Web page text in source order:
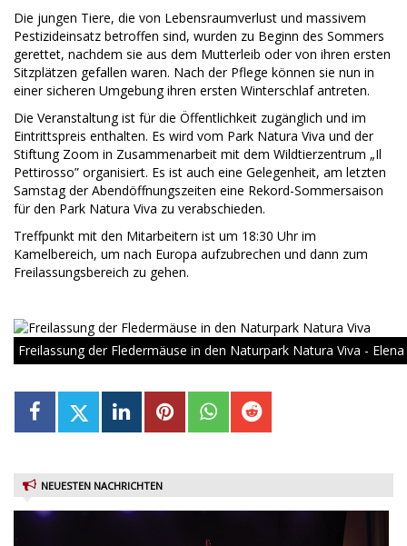
Die jungen Tiere, die von Lebensraumverlust und massivem
Pestizideinsatz betroffen sind, wurden zu Beginn des Sommers
gerettet, nachdem sie aus dem Mutterleib oder von ihren ersten
Sitzplätzen gefallen waren. Nach der Pflege können sie nun in
einer sicheren Umgebung ihren ersten Winterschlaf antreten.
Die Veranstaltung ist für die Öffentlichkeit zugänglich und im
Eintrittspreis enthalten. Es wird vom Park Natura Viva und der
Stiftung Zoom in Zusammenarbeit mit dem Wildtierzentrum „Il
Pettirosso” organisiert. Es ist auch eine Gelegenheit, am letzten
Samstag der Abendöffnungszeiten eine Rekord-Sommersaison
für den Park Natura Viva zu verabschieden.
Treffpunkt mit den Mitarbeitern ist um 18:30 Uhr im
Kamelbereich, um nach Europa aufzubrechen und dann zum
Freilassungsbereich zu gehen.
Freilassung der Fledermäuse in den Naturpark Natura Viva -
NEUESTEN NACHRICHTEN